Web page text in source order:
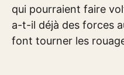
qui pourraient faire
a-t-il déjà des forces
font tourner les